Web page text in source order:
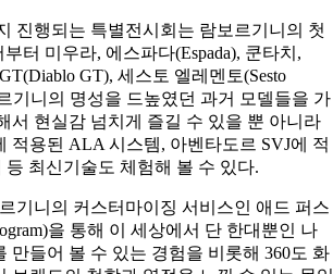
진행되는 특별전시회는 람보르기니의 첫
터 미우라, 에스파다(Espada), 쿤타치,
GT), 세스토 엘레멘토(Sesto
기니의 명성을 드높였던 과거 모델들을 가
서 현실감 넘치게 즐길 수 있을 뿐 아니라
적용된 ALA 시스템, 아벤타도르 SVJ에 적
최신기술도 체험해 볼 수 있다.
기니의 커스터마이징 서비스인 애드 퍼스
을 통해 이 세상에서 단 한대뿐인 나
만들어 볼 수 있는 경험을 비롯해 360도 화